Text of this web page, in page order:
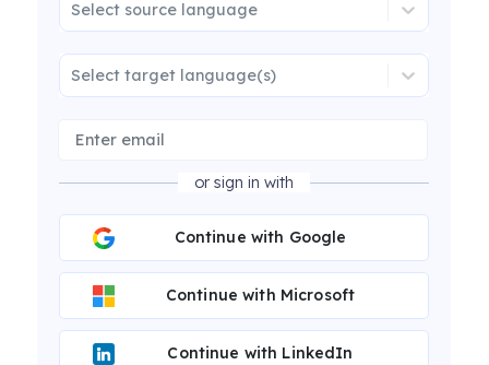
Select source language
Select target language(s)
or sign in with
Continue with Google
Continue with Microsoft
Continue with LinkedIn